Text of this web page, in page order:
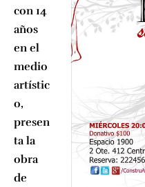
con 14
años
en el
medio
artístic
o,
presen
ta la
obra
de